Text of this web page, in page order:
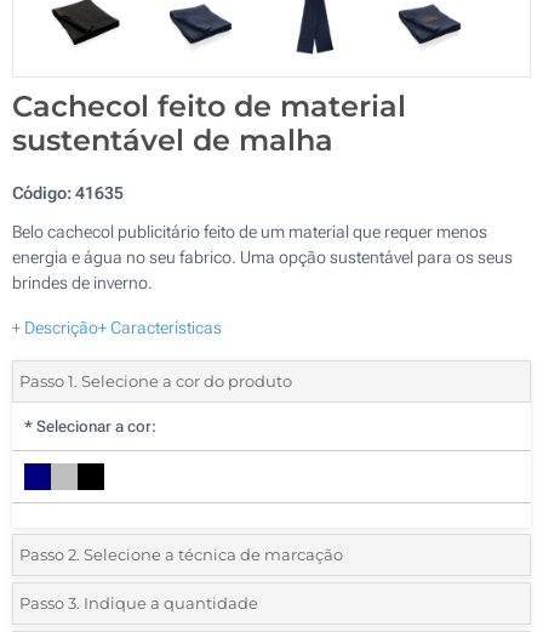
Cachecol feito de material
sustentável de malha
Código:41635
Belo cachecol publicitário feito de um material que requer menos
energia e água no seu fabrico. Uma opção sustentável para os seus
brindes de inverno.
+ Descrição+ Características
Passo 1. Selecione a cor do produto
* Selecionar a cor:
Passo 2. Selecione a técnica de marcação
*Selecione o tipo de marcação e as cores do logotipo:
Passo 3. Indique a quantidade